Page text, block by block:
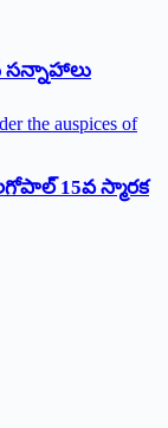
‌సన్నాహాలు
15వ స్మారక